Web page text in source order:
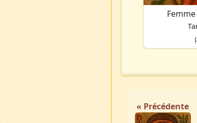
« Précédente